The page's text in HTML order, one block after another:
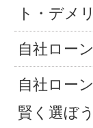
ト・デメ
自社ロー
自社ロー
賢く選ぼう